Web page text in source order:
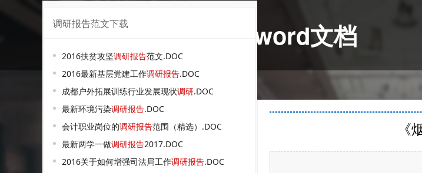
烟草信息化调研报告word文档
调研报告范文下载
2016扶贫攻坚调研报告范文.DOC
2016最新基层党建工作调研报告.DOC
成都户外拓展训练行业发展现状调研.DOC
最新环境污染调研报告.DOC
会计职业岗位的调研报告范围（精选）.DOC
最新两学一做调研报告2017.DOC
2016关于如何增强司法局工作调研报告.DOC